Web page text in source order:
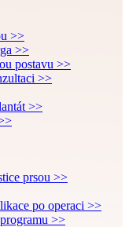
>>
>>
postavu >>
>>
>>
prsou >>
po operaci >>
>>